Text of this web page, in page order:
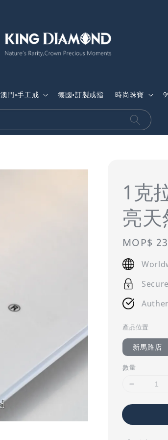
澳門•手工戒 德國•訂製戒指 時尚珠寶
1克
亮
Regular
price
MOP$
產品位置
新馬路店
數量